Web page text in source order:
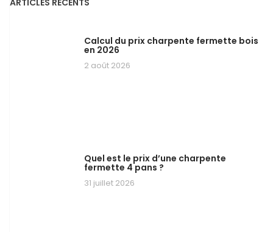
Calcul du prix charpente fermette bois
en 2026
2 août 2026
Quel est le prix d’une charpente
fermette 4 pans ?
31 juillet 2026